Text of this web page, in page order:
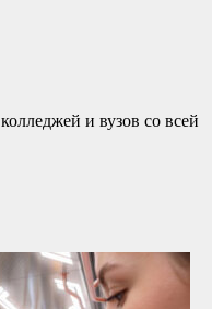
и вузов со всей